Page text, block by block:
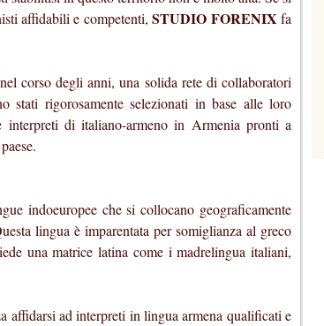
affidabili e competenti,STUDIO FORENIX fa
corso degli anni, una solida rete di collaboratori
stati rigorosamente selezionati in base alle loro
interpreti di italiano-armeno in Armenia pronti a
indoeuropee che si collocano geograficamente
lingua è imparentata per somiglianza al greco
una matrice latina come i madrelingua italiani,
affidarsi ad interpreti in lingua armena qualificati e